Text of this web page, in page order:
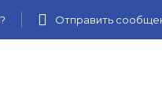
Отправить